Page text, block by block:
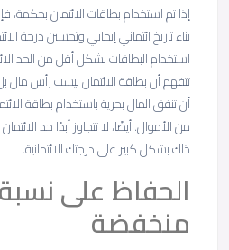
إذا تم استخدام بطاقات الائتمان
بناء تاريخ ائتماني إيجابي وتحسين درجة
استخدام البطاقات بشكل أقل من الحد
تتفهم أن بطاقة الائتمان ليست رأس مال
أن تنفق المال بحرية باستخدام بطاقة
من الأموال. أيضًا، لا تتجاوز أبدًا حد
ذلك بشكل كبير على درجتك الائتمانية.
الحفاظ على
منخفضة